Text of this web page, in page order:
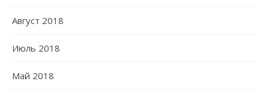
Август 2018
Июль 2018
Май 2018